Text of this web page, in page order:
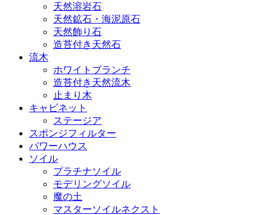
天然溶岩石
天然鉱石・海泥原石
天然飾り石
造苔付き天然石
流木
ホワイトブランチ
造苔付き天然流木
止まり木
キャビネット
ステージア
スポンジフィルター
パワーハウス
ソイル
プラチナソイル
モデリングソイル
魔の土
マスターソイルネクスト